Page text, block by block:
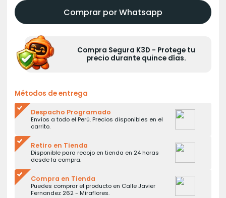
Comprar por Whatsapp
Compra Segura K3D - Protege tu
precio durante quince días.
Métodos de entrega
Despacho Programado
Envíos a todo el Perú. Precios disponibles en el
carrito.
Retiro en Tienda
Disponible para recojo en tienda en 24 horas
desde la compra.
Compra en Tienda
Puedes comprar el producto en Calle Javier
Fernandez 262 - Miraflores.